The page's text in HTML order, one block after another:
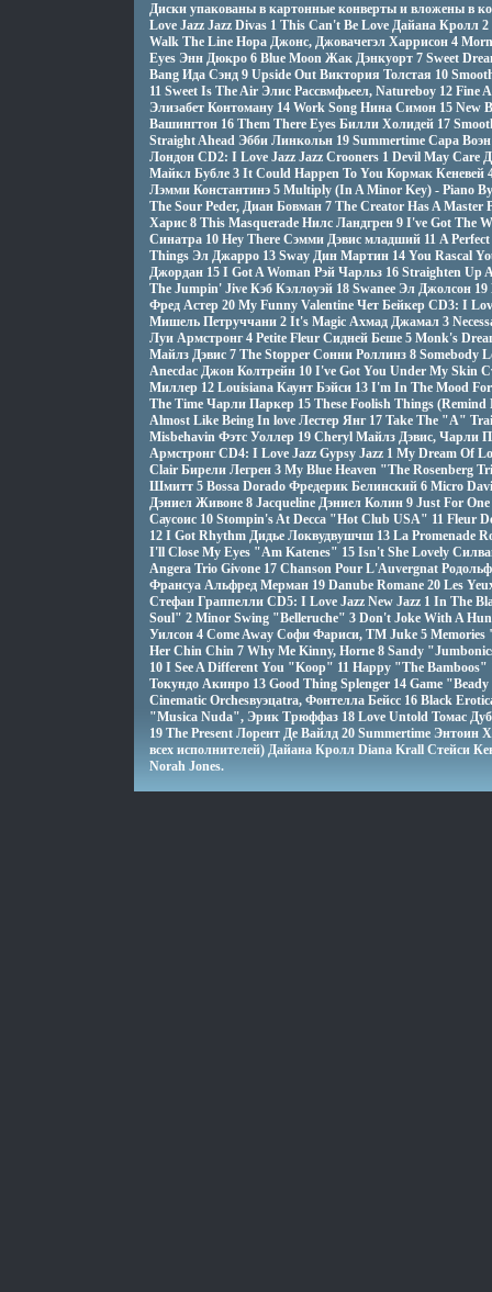
Диски упакованы в картонные конверты и вложены в
Love Jazz Jazz Divas 1 This Can't Be Love Дайана Кролл
Walk The Line Нора Джонс, Джовачегэл Харрисон 4
Eyes Энн Дюкро 6 Blue Moon Жак Дэнкуорт 7 Sweet
Bang Ида Сэнд 9 Upside Out Виктория Толстая 10
11 Sweet Is The Air Элис Рассвмфьеел, Natureboy 12 Fine
Элизабет Контоману 14 Work Song Нина Симон 15 New
Вашингтон 16 Them There Eyes Билли Холидей 17
Straight Ahead Эбби Линкольн 19 Summertime Сара
Лондон CD2: I Love Jazz Jazz Crooners 1 Devil May Care
Майкл Бубле 3 It Could Happen To You Кормак Кеневей
Лэмми Константинэ 5 Multiply (In A Minor Key) - Piano
The Sour Peder, Диан Бовман 7 The Creator Has A Master
Харис 8 This Masquerade Нилс Ландгрен 9 I've Got The
Синатра 10 Hey There Сэмми Дэвис младший 11 A
Things Эл Джарро 13 Sway Дин Мартин 14 You Rascal
Джордан 15 I Got A Woman Рэй Чарльз 16 Straighten Up
The Jumpin' Jive Кэб Кэллоуэй 18 Swanee Эл Джолсон
Фред Астер 20 My Funny Valentine Чет Бейкер CD3: I
Мишель Петруччани 2 It's Magic Ахмад Джамал 3
Луи Армстронг 4 Petite Fleur Сидней Беше 5 Monk's
Майлз Дэвис 7 The Stopper Сонни Роллинз 8 Somebody
Anecdac Джон Колтрейн 10 I've Got You Under My Skin
Миллер 12 Louisiana Каунт Бэйси 13 I'm In The Mood
The Time Чарли Паркер 15 These Foolish Things
Almost Like Being In love Лестер Янг 17 Take The "A"
Misbehavin Фэтс Уоллер 19 Cheryl Майлз Дэвис, Чарли
Армстронг CD4: I Love Jazz Gypsy Jazz 1 My Dream Of
Clair Бирели Легрен 3 My Blue Heaven "The Rosenberg
Шмитт 5 Bossa Dorado Фредерик Белинский 6 Micro
Дэниел Живоне 8 Jacqueline Дэниел Колин 9 Just For
Саусоис 10 Stompin's At Decca "Hot Club USA" 11 Fleur
12 I Got Rhythm Дидье Локвудвушчш 13 La Promenade
I'll Close My Eyes "Am Katenes" 15 Isn't She Lovely
Angera Trio Givone 17 Chanson Pour L'Auvergnat
Франсуа Альфред Мерман 19 Danube Romane 20 Les
Стефан Граппелли CD5: I Love Jazz New Jazz 1 In The
Soul" 2 Minor Swing "Belleruche" 3 Don't Joke With A
Уилсон 4 Come Away Софи Фариси, TM Juke 5
Her Chin Chin 7 Why Me Kinny, Horne 8 Sandy
10 I See A Different You "Koop" 11 Happy "The
Токундо Акинро 13 Good Thing Splenger 14 Game
Cinematic Orchesвуэцаtra, Фонтелла Бейсс 16 Black
"Musica Nuda", Эрик Трюффаз 18 Love Untold Томас
19 The Present Лорент Де Вайлд 20 Summertime Энтоин
всех исполнителей) Дайана Кролл Diana Krall Стейси
Norah Jones.